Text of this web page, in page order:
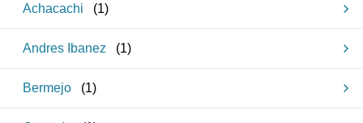
Achacachi (1)
Andres Ibanez (1)
Bermejo (1)